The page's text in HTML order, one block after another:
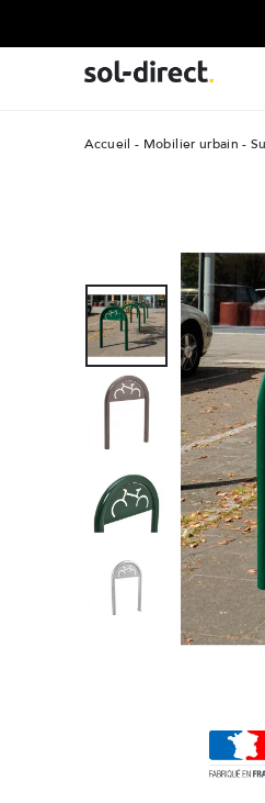
Accueil Mobilier urbain